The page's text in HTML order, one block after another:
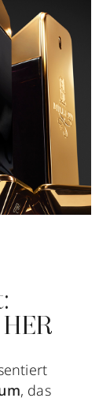
, das